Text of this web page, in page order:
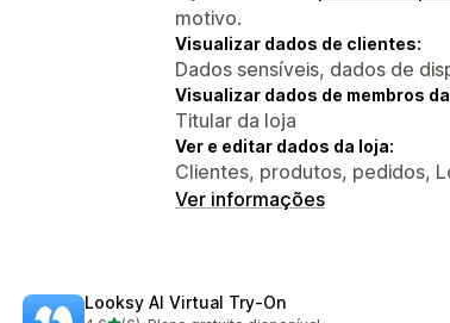
motivo.
Visualizar dados de clientes:
Dados sensíveis, dados de
Visualizar dados de membros
Titular da loja
Ver e editar dados da loja:
Clientes, produtos, pedidos,
Ver informações
Looksy AI Virtual Try‑On